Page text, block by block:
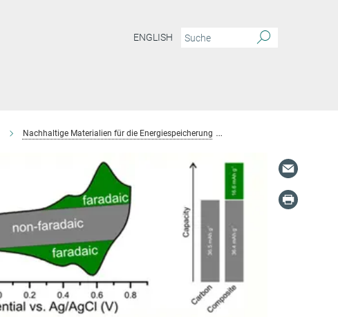
ENGLISH
Nachhaltige Materialien für die Energiespeicherung